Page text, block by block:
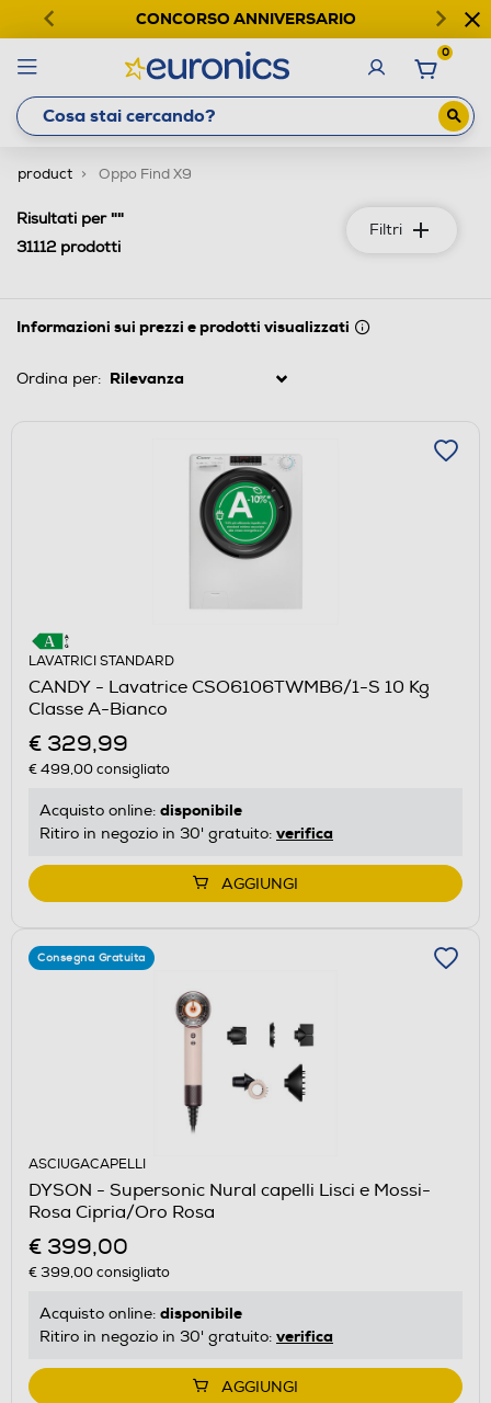
CONCORSO ANNIVERSARIO
0
product Oppo Find X9
Filtri
Risultati per""
31112prodotti
Informazioni sui prezzi e prodotti visualizzati
Ordina per:
LAVATRICI STANDARD
CANDY - Lavatrice CSO6106TWMB6/1-S 10 Kg
Classe A-Bianco
€ 329,99
€ 499,00consigliato
Acquisto online: disponibile
Ritiro in negozio in 30' gratuito: verifica
AGGIUNGI
Consegna Gratuita
ASCIUGACAPELLI
DYSON - Supersonic Nural capelli Lisci e Mossi-
Rosa Cipria/Oro Rosa
€ 399,00
€ 399,00consigliato
Acquisto online: disponibile
Ritiro in negozio in 30' gratuito: verifica
AGGIUNGI